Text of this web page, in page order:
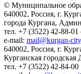
© Муниципальное
640002, Россия, г.
города Кургана,
тел. +7 (3522) 42-88-
e-mail: mail@kurgan-
640002, Россия, г.
Курганская городская
тел. +7 (3522) 42-84-00